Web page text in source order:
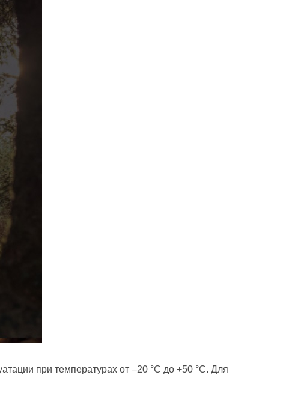
при температурах от –20 °C до +50 °C. Для